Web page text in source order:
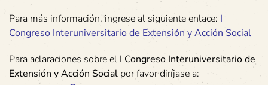
Para más información, ingrese al siguiente enlace: I
Congreso Interuniversitario de Extensión y Acción Social
Para aclaraciones sobre el I Congreso Interuniversitario de
Extensión y Acción Social por favor diríjase a: